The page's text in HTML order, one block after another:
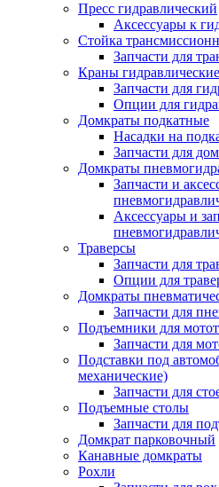
Пресс гидравлический
Аксессуары к
Стойка
Запчасти для
Краны гидравлические
Запчасти для
Опции для
Домкраты подкатные
Насадки на
Запчасти для
Домкраты
Запчасти и
Аксессуары и
Траверсы
Запчасти для
Опции для
Домкраты
Запчасти для
Подъемники для
Запчасти для
Подставки под
механические)
Запчасти для
Подъемные столы
Запчасти для
Домкрат парковочный
Канавные домкраты
Рохли